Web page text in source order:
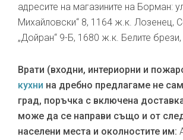
адресите на магазините на Борман:
Михайловски“ 8, 1164 ж.к. Лозенец,
„Дойран“ 9-Б, 1680 ж.к. Белите
Врати (входни, интериорни и
кухни на дребно предлагаме не
град, поръчка с включена
може да се направи също и от
населени места и околностите им: